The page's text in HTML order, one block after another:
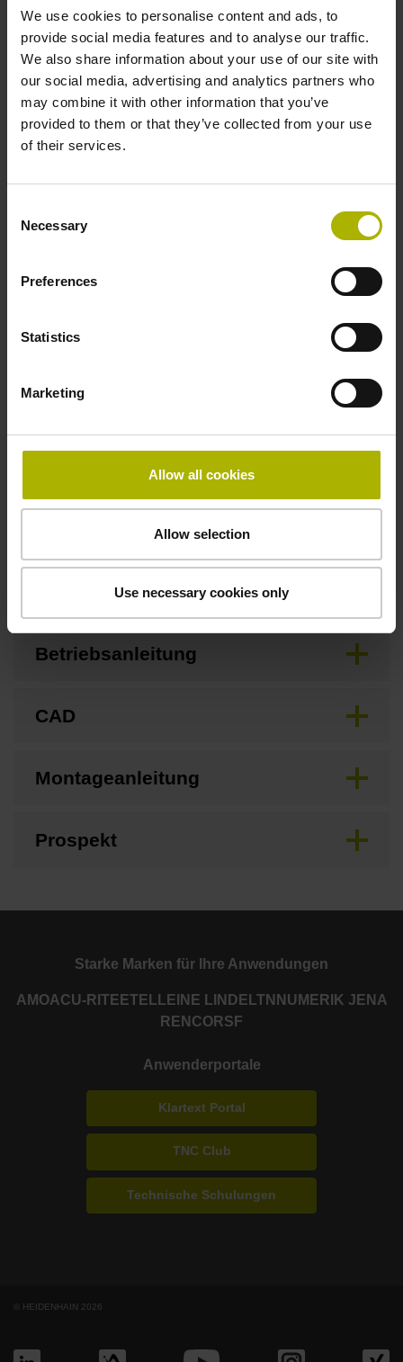
We use cookies to personalise content and ads, to
provide social media features and to analyse our traffic.
We also share information about your use of our site with
our social media, advertising and analytics partners who
may combine it with other information that you’ve
provided to them or that they’ve collected from your use
of their services.
Selection
Necessary
Preferences
Statistics
Marketing
Allow all cookies
Allow selection
Use necessary cookies only
270 mm
Referenzmarkenlage
in der Mitte der Messlänge
Dicke
Downloads / CAD / Montage
Anschlussmaße
Betriebsanleitung
CAD
Montageanleitung
Prospekt
Starke Marken für Ihre Anwendungen
AMOACU-RITE ETEL LEINE LINDE LTN NUMERIK JENA
RENCORSF
Anwenderportale
Klartext Portal
TNC Club
Technische Schulungen
© HEIDENHAIN 2026